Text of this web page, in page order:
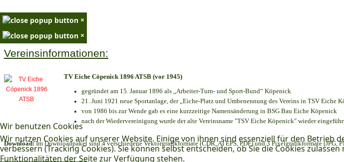
Wir benutzen Cookies
Wir nutzen Cookies auf unserer Website. Einige von ihnen sind essenziell für den
verbessern (Tracking Cookies). Sie können selbst entscheiden, ob Sie die Cookies
Funktionalitäten der Seite zur Verfügung stehen.
×
×
Vereinsinformationen:
TV Eiche Cöpenick 1896 ATSB (vor 1945)
gegründet am 15. Januar 1896 als „Arbeiter-Turn- und Sport-Bund“ Köpenick
21. Juni 1921 neue Sportanlage, der „Eiche-Platz und Umbenennung des Vereins in TSV Eiche
von 1986 bis zur Wende gab es eine kurzzeitige Namensänderung in BSG Bau Eiche Köpenick
nach der Wiedervereinigung wurde der alte Vereinsname "TSV Eiche Köpenick" wieder
Download:Im Downloadpaket sind 4 verschiedene Vektorgrafikformate (CDR, AI EPS, PDF) und 3 Pixelgrafikformate (JPG,